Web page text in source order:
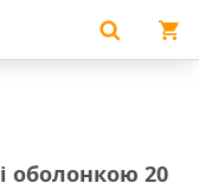
оболонкою 20